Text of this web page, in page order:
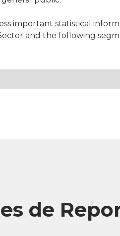
important statistical
and the following
de